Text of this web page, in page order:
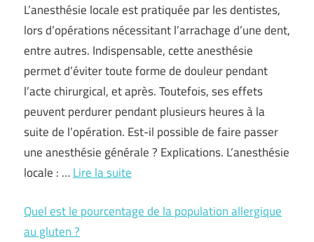
L’anesthésie locale est pratiquée par les dentistes,
lors d’opérations nécessitant l’arrachage d’une dent,
entre autres. Indispensable, cette anesthésie
permet d’éviter toute forme de douleur pendant
l’acte chirurgical, et après. Toutefois, ses effets
peuvent perdurer pendant plusieurs heures à la
suite de l’opération. Est-il possible de faire passer
une anesthésie générale ? Explications. L’anesthésie
locale : …Lire la suite
Quel est le pourcentage de la population allergique
au gluten ?